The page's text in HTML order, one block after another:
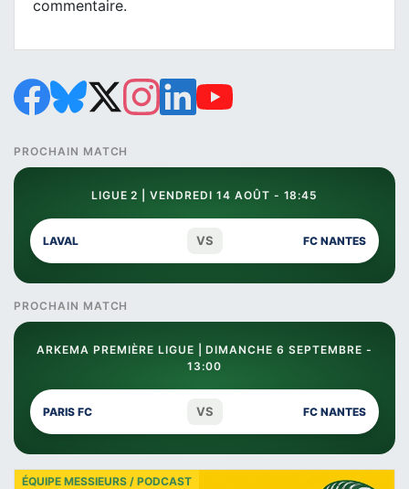
commentaire.
PROCHAIN MATCH
LIGUE 2 | VENDREDI 14 AOÛT - 18:45
LAVAL VS FC NANTES
PROCHAIN MATCH
ARKEMA PREMIÈRE LIGUE | DIMANCHE 6 SEPTEMBRE -
13:00
PARIS FC VS FC NANTES
ÉQUIPE MESSIEURS / PODCAST